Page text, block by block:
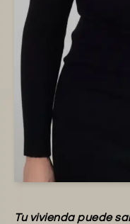
Tu vivienda puede